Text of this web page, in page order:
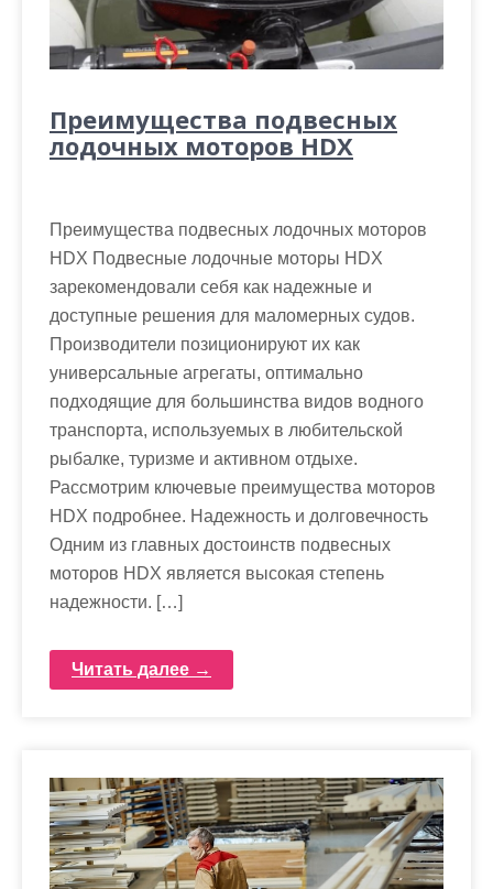
Преимущества подвесных
лодочных моторов HDX
Преимущества подвесных лодочных моторов
HDX Подвесные лодочные моторы HDX
зарекомендовали себя как надежные и
доступные решения для маломерных судов.
Производители позиционируют их как
универсальные агрегаты, оптимально
подходящие для большинства видов водного
транспорта, используемых в любительской
рыбалке, туризме и активном отдыхе.
Рассмотрим ключевые преимущества моторов
HDX подробнее. Надежность и долговечность
Одним из главных достоинств подвесных
моторов HDX является высокая степень
надежности. […]
Читать далее →